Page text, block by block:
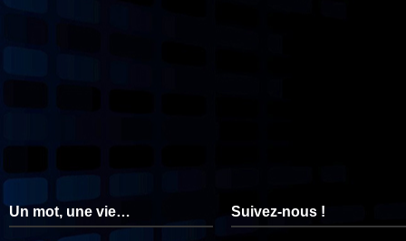
Un mot, une vie… Suivez-nous !